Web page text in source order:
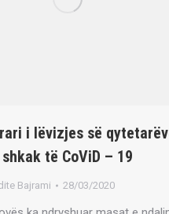
i lëvizjes së
të CoViD – 19
Bajrami 28/03/2020